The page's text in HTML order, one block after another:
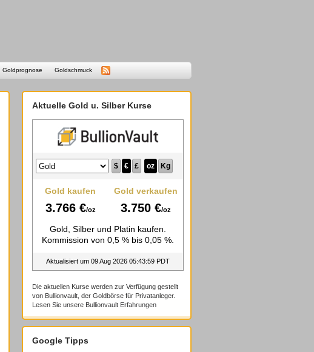
Goldprognose Goldschmuck
Aktuelle Gold u. Silber Kurse
Die aktuellen Kurse werden zur Verfügung gestellt
von Bullionvault, der Goldbörse für Privatanleger.
Lesen Sie unsere Bullionvault Erfahrungen
Google Tipps